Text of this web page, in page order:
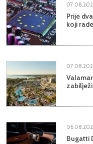
Prije
koji
Bugatti